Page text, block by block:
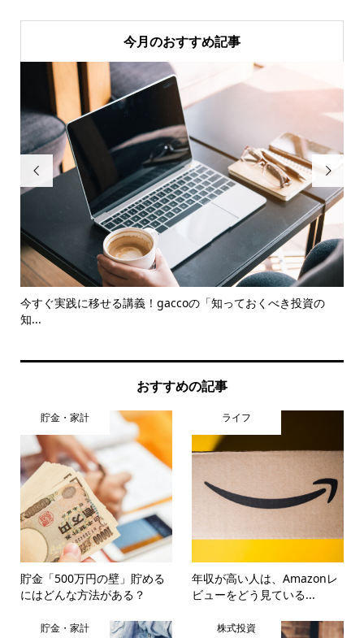
今月のおすすめ記事

今すぐ実践に移せる講義！gaccoの「知っておくべき投資の
知...

おすすめの記事
貯金・家計
貯金「500万円の壁」貯める
にはどんな方法がある？
ライフ
年収が高い人は、Amazonレ
ビューをどう見ている...
貯金・家計 株式投資